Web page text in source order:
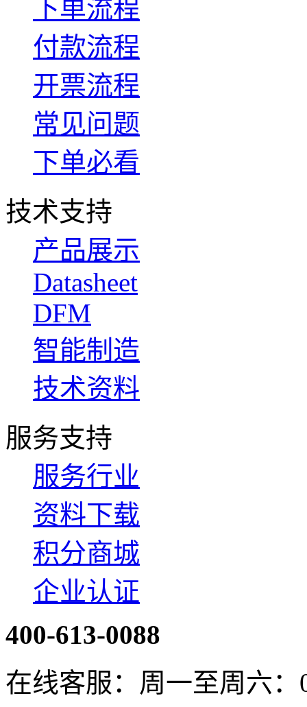
下单流程
付款流程
开票流程
常见问题
下单必看
技术支持
产品展示
Datasheet
DFM
智能制造
技术资料
服务支持
服务行业
资料下载
积分商城
企业认证
400-613-0088
在线客服：周一至周六：